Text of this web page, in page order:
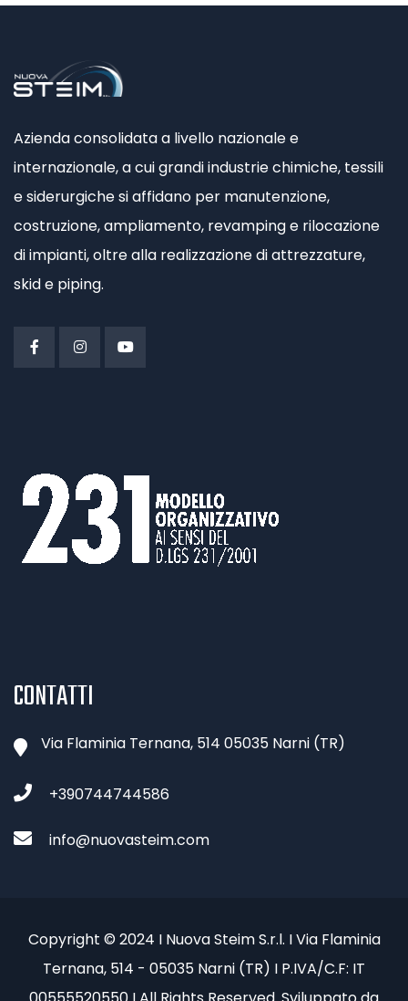
Azienda consolidata a livello nazionale e
internazionale, a cui grandi industrie chimiche, tessili
e siderurgiche si affidano per manutenzione,
costruzione, ampliamento, revamping e rilocazione
di impianti, oltre alla realizzazione di attrezzature,
skid e piping.
CONTATTI
Via Flaminia Ternana, 514 05035 Narni (TR)
+390744744586
info@nuovasteim.com
Copyright © 2024 I Nuova Steim S.r.l. I Via Flaminia
Ternana, 514 - 05035 Narni (TR) I P.IVA/C.F: IT